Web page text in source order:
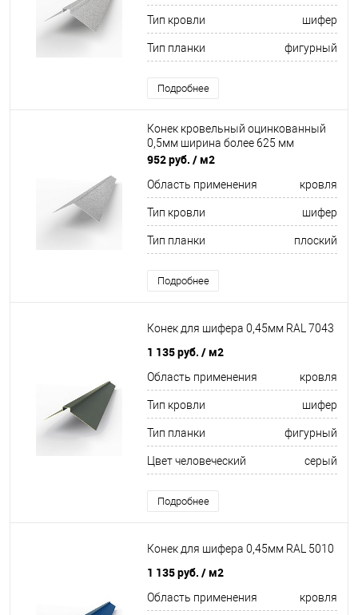
Тип кровли шифер
Тип планки фигурный
Подробнее
Конек кровельный оцинкованный
0,5мм ширина более 625 мм
952 руб. / м2
Область применения кровля
Тип кровли шифер
Тип планки плоский
Подробнее
Конек для шифера 0,45мм RAL 7043
1 135 руб. / м2
Область применения кровля
Тип кровли шифер
Тип планки фигурный
Цвет человеческий серый
Подробнее
Конек для шифера 0,45мм RAL 5010
1 135 руб. / м2
Область применения кровля